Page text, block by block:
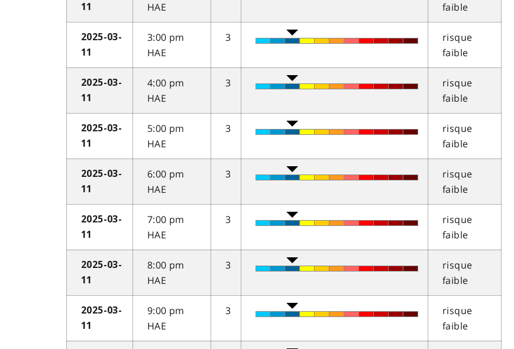
11
HAE
faible
2025-03-
11
3:00 pm
HAE
3
risque
faible
2025-03-
11
4:00 pm
HAE
3
risque
faible
2025-03-
11
5:00 pm
HAE
3
risque
faible
2025-03-
11
6:00 pm
HAE
3
risque
faible
2025-03-
11
7:00 pm
HAE
3
risque
faible
2025-03-
11
8:00 pm
HAE
3
risque
faible
2025-03-
11
9:00 pm
HAE
3
risque
faible